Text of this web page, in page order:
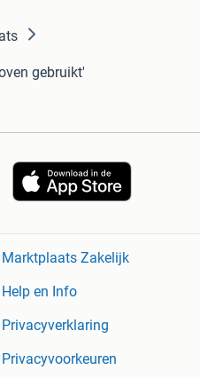
gebruikt'
Marktplaats Zakelijk
Help en Info
Privacyverklaring
Privacyvoorkeuren